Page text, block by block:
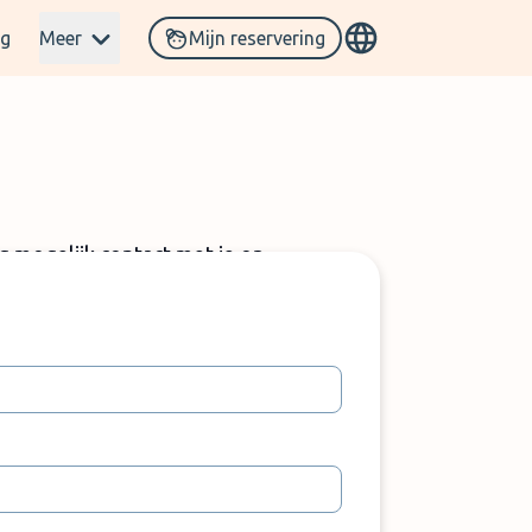
Meer Mijn reservering
mogelijk contact met je op.